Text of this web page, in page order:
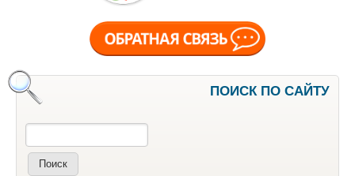
ПОИСК ПО САЙТУ
Поиск